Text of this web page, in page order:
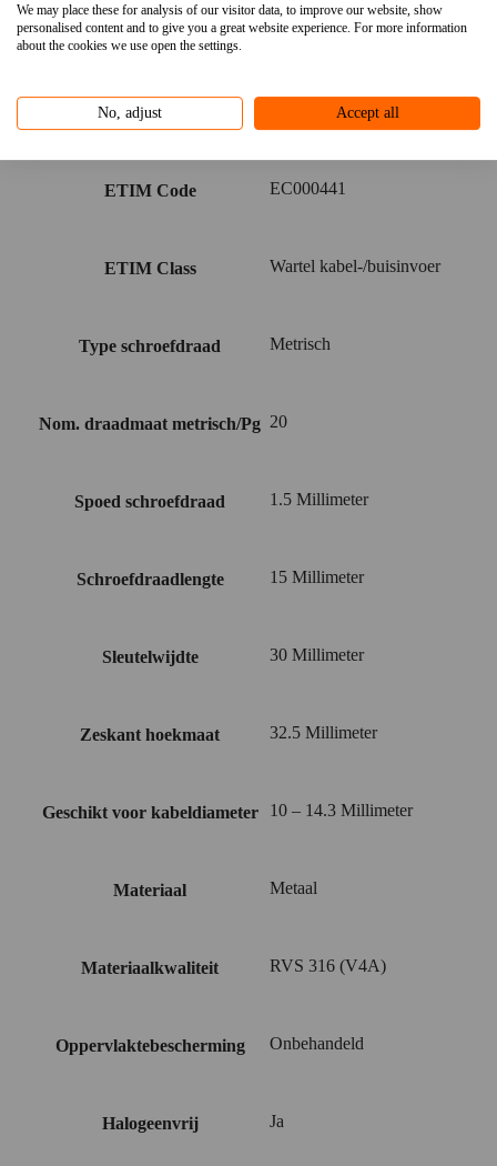
We may place these for analysis of our visitor data, to improve our website, show
personalised content and to give you a great website experience. For more information
about the cookies we use open the settings.
No, adjust Accept all
Specificaties
Bijlagen
Aanvullende informatie
ETIM Code EC000441
ETIM Class Wartel kabel-/buisinvoer
Type schroefdraad Metrisch
Nom. draadmaat metrisch/Pg 20
Spoed schroefdraad 1.5 Millimeter
Schroefdraadlengte 15 Millimeter
Sleutelwijdte 30 Millimeter
Zeskant hoekmaat 32.5 Millimeter
Geschikt voor kabeldiameter 10 – 14.3 Millimeter
Materiaal Metaal
Materiaalkwaliteit RVS 316 (V4A)
Oppervlaktebescherming Onbehandeld
Halogeenvrij Ja